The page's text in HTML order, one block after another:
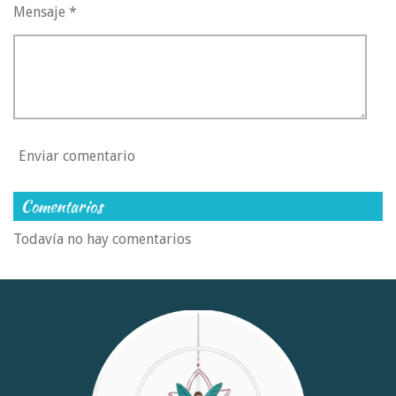
Mensaje *
Enviar comentario
Comentarios
Todavía no hay comentarios